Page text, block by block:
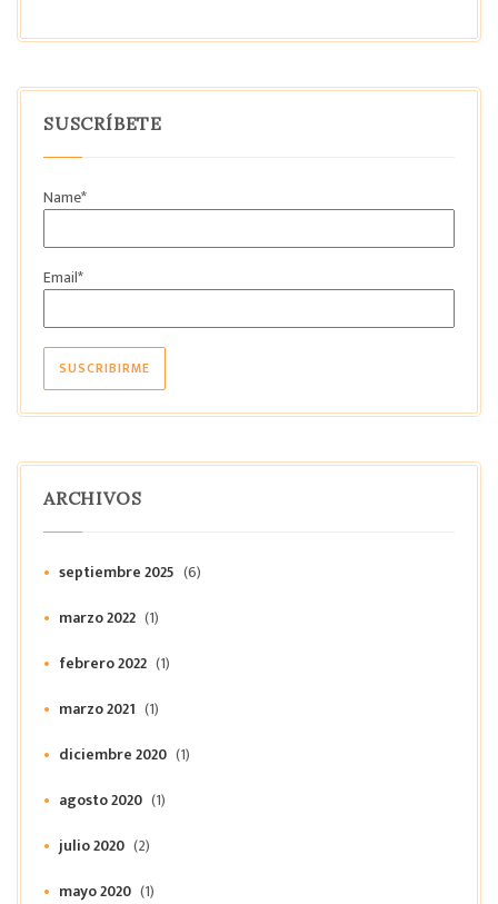
SUSCRÍBETE
Name*
Email*
ARCHIVOS
septiembre 2025 (6)
marzo 2022 (1)
febrero 2022 (1)
marzo 2021 (1)
diciembre 2020 (1)
agosto 2020 (1)
julio 2020 (2)
mayo 2020 (1)